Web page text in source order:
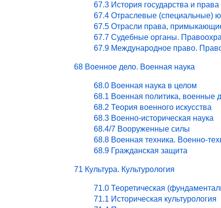
67.3 История государства и права
67.4 Отраслевые (специальные)
67.5 Отрасли права,
67.7 Судебные органы.
67.9 Международное право.
68 Военное дело. Военная наука
68.0 Военная наука в целом
68.1 Военная политика, военные
68.2 Теория военного искусства
68.3 Военно-историческая наука
68.4/7 Вооруженные силы
68.8 Военная техника. Военно-
68.9 Гражданская защита
71 Культура. Культурология
71.0 Теоретическая
71.1 Историческая культурология